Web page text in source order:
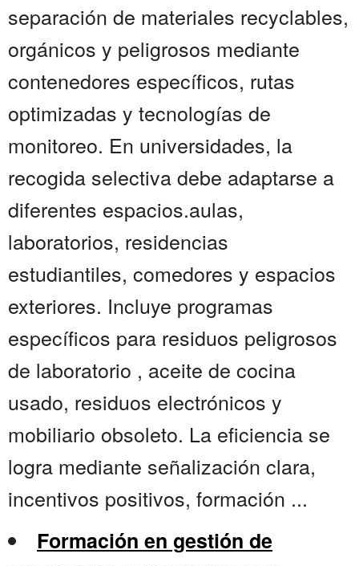
separación de materiales recyclables,
orgánicos y peligrosos mediante
contenedores específicos, rutas
optimizadas y tecnologías de
monitoreo. En universidades, la
recogida selectiva debe adaptarse a
diferentes espacios.aulas,
laboratorios, residencias
estudiantiles, comedores y espacios
exteriores. Incluye programas
específicos para residuos peligrosos
de laboratorio , aceite de cocina
usado, residuos electrónicos y
mobiliario obsoleto. La eficiencia se
logra mediante señalización clara,
incentivos positivos, formación ...
Formación en gestión de